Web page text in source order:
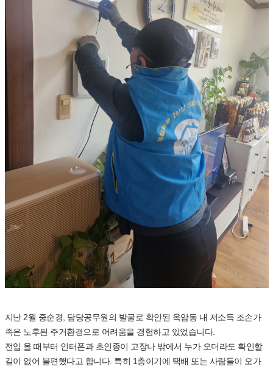
지난 2월 중순경, 담당공무원의 발굴로 확인된 옥암동 내 저소득 조손가
족은 노후된 주거환경으로 어려움을 경험하고 있었습니다.
전입 올 때부터 인터폰과 초인종이 고장나 밖에서 누가 오더라도 확인할
길이 없어 불편했다고 합니다. 특히 1층이기에 택배 또는 사람들이 오가